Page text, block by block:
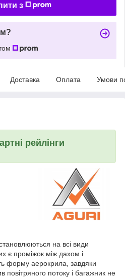
з
Доставка Оплата Умови
рейлінги
на всі види
є проміжок між дахом і
форму аерокрила, завдяки
повітряного потоку і багажник не